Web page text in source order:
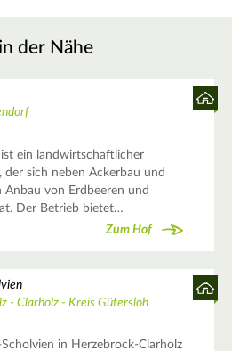
der Nähe
ein landwirtschaftlicher
der sich neben Ackerbau und
von Erdbeeren und
Der Betrieb bietet…
Zum Hof
- Clarholz - Kreis Gütersloh
in Herzebrock-Clarholz